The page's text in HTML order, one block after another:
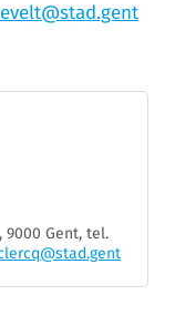
9000 Gent, tel.